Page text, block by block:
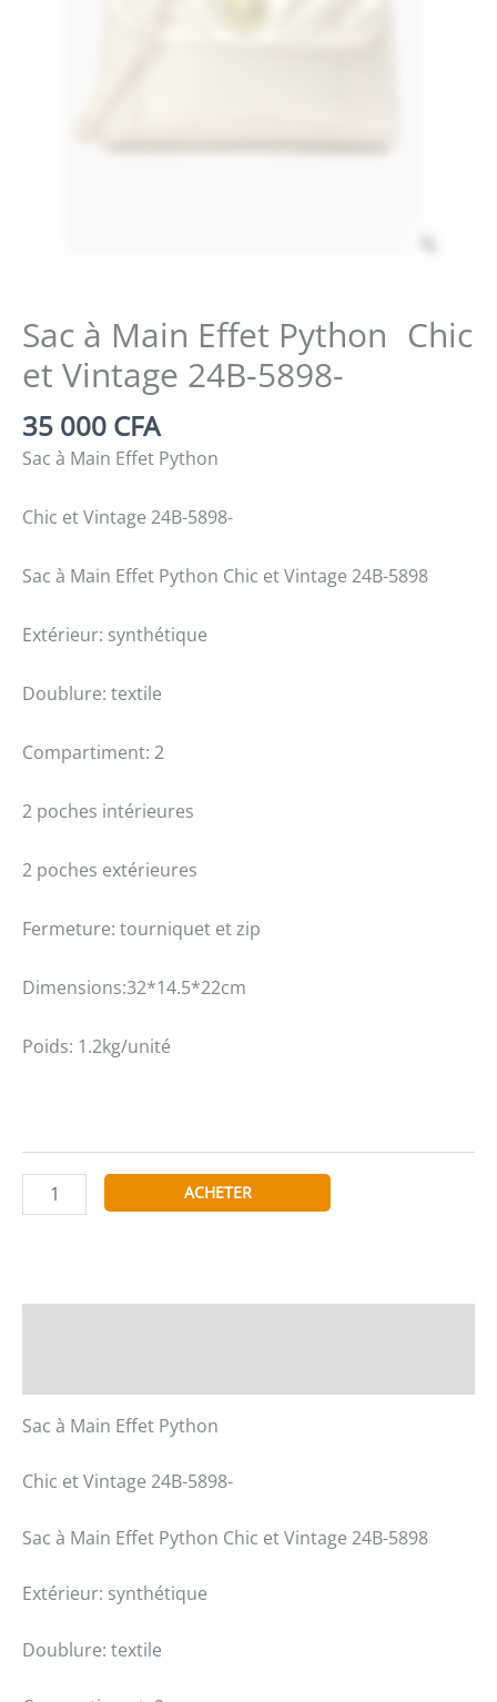
Sac à Main Effet Python Chic
et Vintage 24B-5898-
35 000 CFA
Sac à Main Effet Python
Chic et Vintage 24B-5898-
Sac à Main Effet Python Chic et Vintage 24B-5898
Extérieur: synthétique
Doublure: textile
Compartiment: 2
2 poches intérieures
2 poches extérieures
Fermeture: tourniquet et zip
Dimensions:32*14.5*22cm
Poids: 1.2kg/unité
quantité
de
Vintage
5898-
ACHETER
Sac à Main Effet Python
Chic et Vintage 24B-5898-
Sac à Main Effet Python Chic et Vintage 24B-5898
Extérieur: synthétique
Doublure: textile